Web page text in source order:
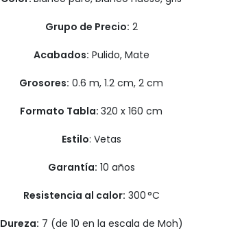
Grupo de Precio: 2
Acabados: Pulido, Mate
Grosores: 0.6 m, 1.2 cm, 2 cm
Formato Tabla: 320 x 160 cm
Estilo: Vetas
Garantía: 10 años
Resistencia al calor: 300 °C
Dureza: 7 (de 10 en la escala de Moh)